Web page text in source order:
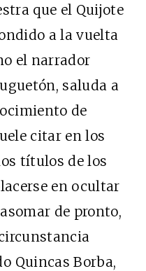
que el Quijote
a la vuelta
el narrador
saluda a
de
citar en los
títulos de los
en ocultar
de pronto,
Quincas Borba,